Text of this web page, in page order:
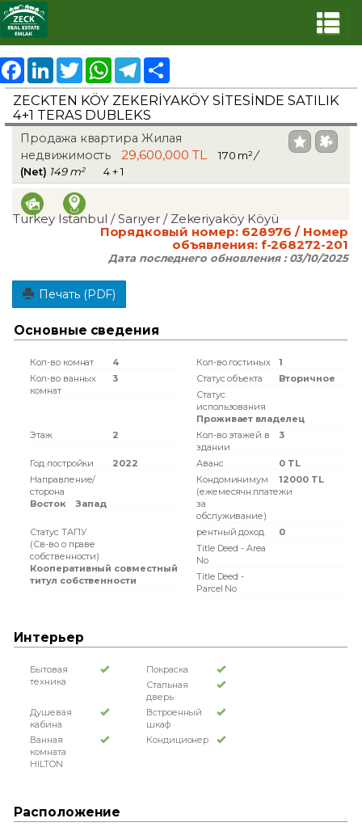
FacebookLinkedInTwitter WhatsAppTelegram
ZECKTEN KÖY ZEKERİYAKÖY SİTESİNDE SATILIK
4+1 TERAS DUBLEKS
Продажа квартира Жилая
недвижимость
29,600,000 TL 170 m²/
(Net) 149 m² 4 + 1
Turkey Istanbul / Sarıyer/ Zekeriyaköy Köyü
Порядковый номер: 628976 / Номер
объявления: f-268272-201
Дата последнего обновления :03/10/2025
Печать (PDF)
Основные сведения
Кол-во комнат 4 Кол-во гостиных
1
Кол-во ванных
комнат
3 Статус объекта
Вторичное
Статус
использования
Проживает владелец
Этаж
2
Кол-во этажей в
здании
3
Год постройки 2022 Аванс
0 TL
Направление/
сторона
Восток
Запад
Кондоминимум
(ежемесячн.платежи
за
обслуживание)
12000 TL
Статус ТАПУ
(Св-во о праве
собственности)
Кооперативный совместный
титул собственности
рентный доход
0
Title Deed - Area
No
Title Deed -
Parcel No
Интерьер
Бытовая
техника
Покраска
Стальная
дверь
Душевая
кабина
Встроенный
шкаф
Ванная
комната
HILTON
Кондиционер
Расположение